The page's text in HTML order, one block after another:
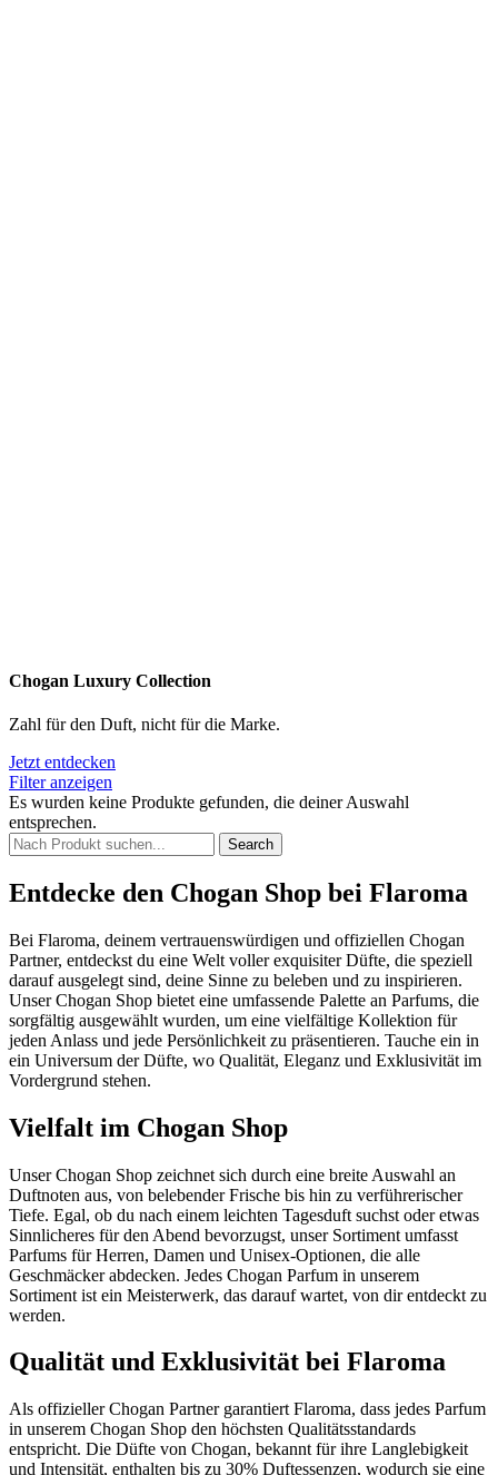
Chogan Luxury Collection
Zahl für den Duft, nicht für die Marke.
Jetzt entdecken
Filter anzeigen
Es wurden keine Produkte gefunden, die deiner Auswahl
entsprechen.
Search
Entdecke den Chogan Shop bei Flaroma
Bei Flaroma, deinem vertrauenswürdigen und offiziellen Chogan
Partner, entdeckst du eine Welt voller exquisiter Düfte, die speziell
darauf ausgelegt sind, deine Sinne zu beleben und zu inspirieren.
Unser Chogan Shop bietet eine umfassende Palette an Parfums, die
sorgfältig ausgewählt wurden, um eine vielfältige Kollektion für
jeden Anlass und jede Persönlichkeit zu präsentieren. Tauche ein in
ein Universum der Düfte, wo Qualität, Eleganz und Exklusivität im
Vordergrund stehen.
Vielfalt im Chogan Shop
Unser Chogan Shop zeichnet sich durch eine breite Auswahl an
Duftnoten aus, von belebender Frische bis hin zu verführerischer
Tiefe. Egal, ob du nach einem leichten Tagesduft suchst oder etwas
Sinnlicheres für den Abend bevorzugst, unser Sortiment umfasst
Parfums für Herren, Damen und Unisex-Optionen, die alle
Geschmäcker abdecken. Jedes Chogan Parfum in unserem
Sortiment ist ein Meisterwerk, das darauf wartet, von dir entdeckt zu
werden.
Qualität und Exklusivität bei Flaroma
Als offizieller Chogan Partner garantiert Flaroma, dass jedes Parfum
in unserem Chogan Shop den höchsten Qualitätsstandards
entspricht. Die Düfte von Chogan, bekannt für ihre Langlebigkeit
und Intensität, enthalten bis zu 30% Duftessenzen, wodurch sie eine